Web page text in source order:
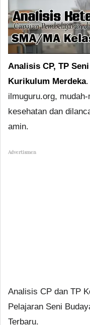
Analisis CP, TP
Kurikulum Merdeka.
ilmuguru.org,
kesehatan dan
amin.
Advertismen
Analisis CP dan TP
Pelajaran Seni
Terbaru.